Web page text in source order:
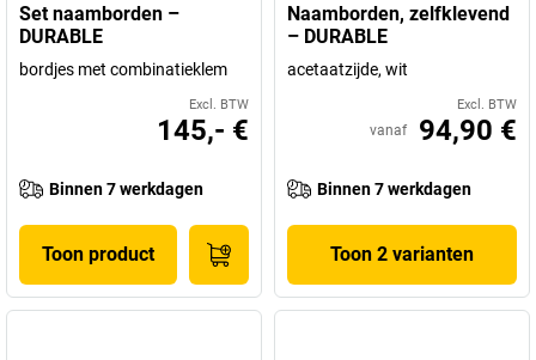
Set naamborden –
DURABLE
bordjes met combinatieklem
Excl. BTW
145,- €
Binnen 7 werkdagen
Toon product
Naamborden, zelfklevend
– DURABLE
acetaatzijde, wit
Excl. BTW
vanaf 94,90 €
Binnen 7 werkdagen
Toon 2 varianten